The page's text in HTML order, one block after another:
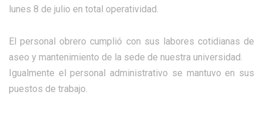
lunes 8 de julio en total operatividad.
El personal obrero cumplió con sus labores cotidianas de
aseo y mantenimiento de la sede de nuestra universidad.
Igualmente el personal administrativo se mantuvo en sus
puestos de trabajo.